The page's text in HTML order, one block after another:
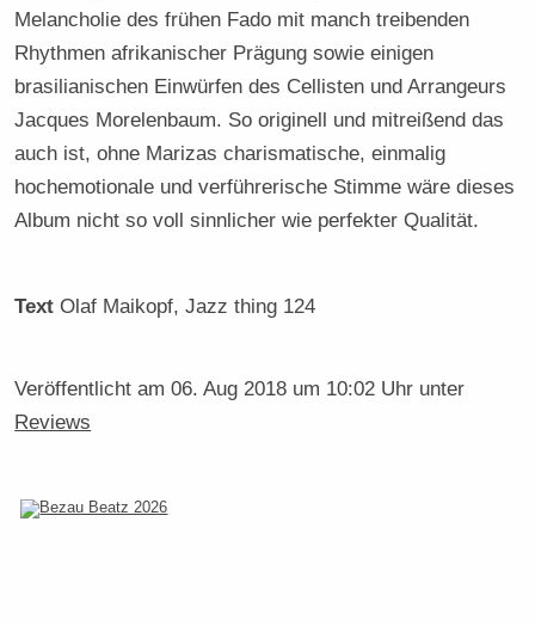
Melancholie des frühen Fado mit manch treibenden
Rhythmen afrikanischer Prägung sowie einigen
brasilianischen Einwürfen des Cellisten und Arrangeurs
Jacques Morelenbaum. So originell und mitreißend das
auch ist, ohne Marizas charismatische, einmalig
hochemotionale und verführerische Stimme wäre dieses
Album nicht so voll sinnlicher wie perfekter Qualität.
Text Olaf Maikopf, Jazz thing 124
Veröffentlicht am06. Aug 2018 um 10:02 Uhr unter
Reviews